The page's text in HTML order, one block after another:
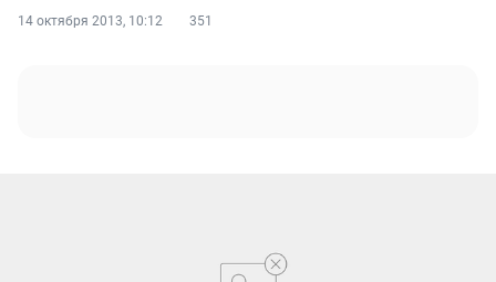
14 октября 2013, 10:12 351